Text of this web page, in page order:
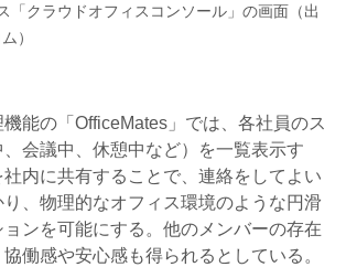
「クラウドオフィスコンソール」の画面（出
）
能の「OfficeMates」では、各社員のス
会議中、休憩中など）を一覧表示す
内に共有することで、連絡をしてよい
、物理的なオフィス環境のような円滑
ンを可能にする。他のメンバーの存在
働感や安心感も得られるとしている。